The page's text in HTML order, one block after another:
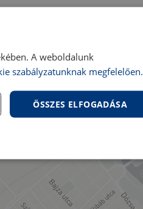
A weboldalunk
szabályzatunknak megfelelően.
ÖSSZES ELFOGADÁSA
Funkcionalitás